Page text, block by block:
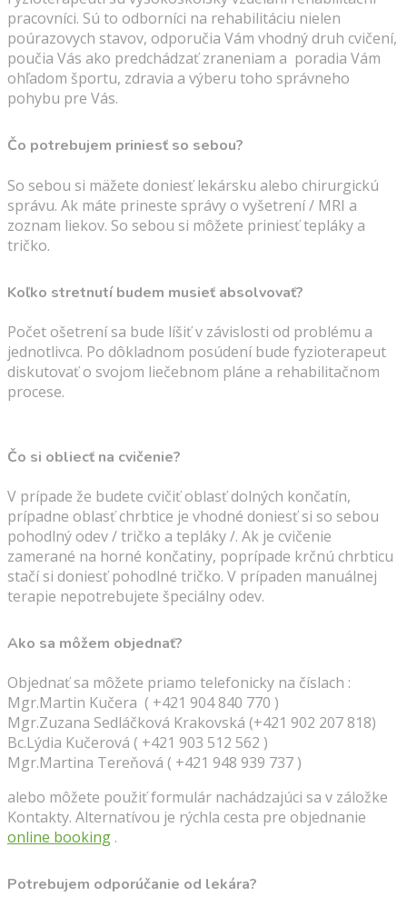
pracovníci. Sú to odborníci na rehabilitáciu nielen
poúrazovych stavov, odporučia Vám vhodný druh cvičení,
poučia Vás ako predchádzať zraneniam a poradia Vám
ohľadom športu, zdravia a výberu toho správneho
pohybu pre Vás.
Čo potrebujem priniesť so sebou?
So sebou si mäžete doniesť lekársku alebo chirurgickú
správu. Ak máte prineste správy o vyšetrení / MRI a
zoznam liekov. So sebou si môžete priniesť tepláky a
tričko.
Koľko stretnutí budem musieť absolvovať?
Počet ošetrení sa bude líšiť v závislosti od problému a
jednotlivca. Po dôkladnom posúdení bude fyzioterapeut
diskutovať o svojom liečebnom pláne a rehabilitačnom
procese.
Čo si obliecť na cvičenie?
V prípade že budete cvičiť oblasť dolných končatín,
prípadne oblasť chrbtice je vhodné doniesť si so sebou
pohodlný odev / tričko a tepláky /. Ak je cvičenie
zamerané na horné končatiny, poprípade krčnú chrbticu
stačí si doniesť pohodlné tričko. V prípaden manuálnej
terapie nepotrebujete špeciálny odev.
Ako sa môžem objednať?
Objednať sa môžete priamo telefonicky na číslach :
Mgr.Martin Kučera ( +421 904 840 770 )
Mgr.Zuzana Sedláčková Krakovská (+421 902 207 818)
Bc.Lýdia Kučerová ( +421 903 512 562 )
Mgr.Martina Tereňová ( +421 948 939 737)
alebo môžete použiť formulár nachádzajúci sa v záložke
Kontakty. Alternatívou je rýchla cesta pre objednanie
online booking .
Potrebujem odporúčanie od lekára?